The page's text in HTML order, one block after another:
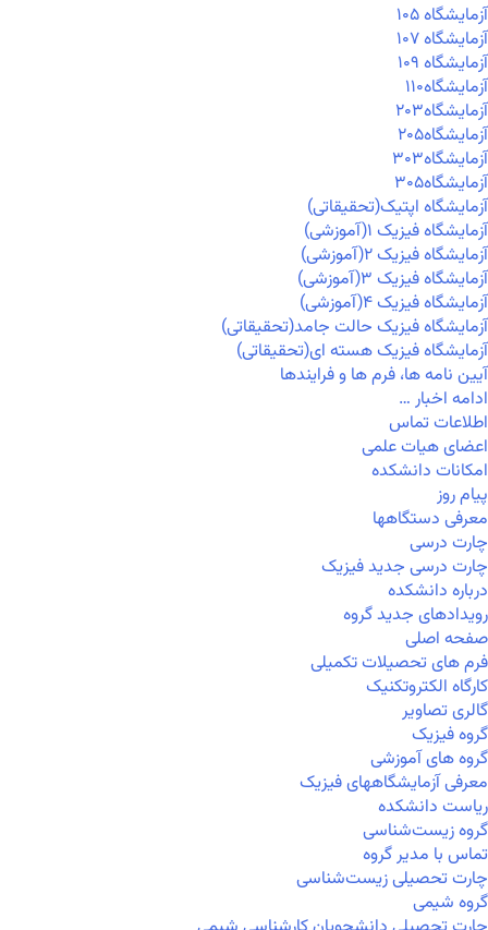
آزمايشگاه ۱۰۵
آزمايشگاه ۱۰۷
آزمايشگاه ۱۰۹
آزمايشگاه۱۱۰
آزمايشگاه۲۰۳
آزمايشگاه۲۰۵
آزمايشگاه۳۰۳
آزمايشگاه۳۰۵
آزمایشگاه اپتیک(تحقیقاتی)
آزمایشگاه فیزیک ۱(آموزشی)
آزمایشگاه فیزیک ۲(آموزشی)
آزمایشگاه فیزیک ۳(آموزشی)
آزمایشگاه فیزیک ۴(آموزشی)
آزمایشگاه فیزیک حالت جامد(تحقیقاتی)
آزمایشگاه فیزیک هسته ای(تحقیقاتی)
آیین نامه ها، فرم ها و فرایندها
ادامه اخبار …
اطلاعات تماس
اعضای هیات علمی
امکانات دانشکده
پیام روز
معرفی دستگاهها
چارت درسی
چارت درسی جدید فیزیک
درباره دانشکده
رویدادهای جدید گروه
صفحه اصلی
فرم های تحصیلات تکمیلی
کارگاه الکتروتکنیک
گالری تصاویر
گروه فیزیک
گروه های آموزشی
معرفی آزمایشگاههای فیزیک
ریاست دانشکده
گروه زیست‌شناسی
تماس با مدیر گروه
چارت تحصیلی زیست‌شناسی
گروه شیمی